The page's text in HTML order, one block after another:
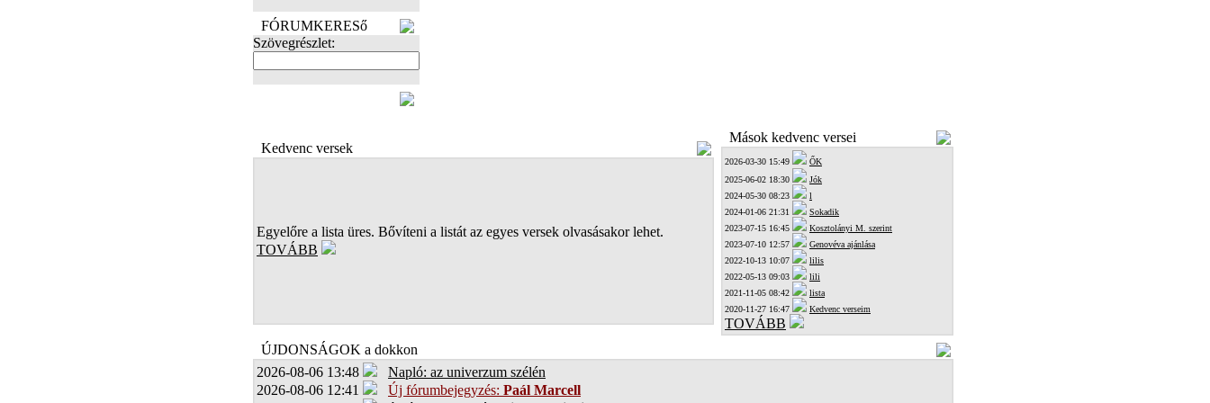
FÓRUMKERESő
Szövegrészlet:
Kedvenc versek
Egyelőre a lista üres. Bővíteni a listát az egyes versek olvasásakor lehet.
TOVÁBB
Mások kedvenc versei
2026-03-30 15:49
ŐK
2025-06-02 18:30
Jók
2024-05-30 08:23
l
2024-01-06 21:31
Sokadik
2023-07-15 16:45
Kosztolányi M. szerint
2023-07-10 12:57
Genovéva ajánlása
2022-10-13 10:07
lilis
2022-05-13 09:03
lili
2021-11-05 08:42
lista
2020-11-27 16:47
Kedvenc verseim
TOVÁBB
ÚJDONSÁGOK a dokkon
2026-08-06 13:48
Napló: az univerzum szélén
2026-08-06 12:41
Új fórumbejegyzés: Paál Marcell